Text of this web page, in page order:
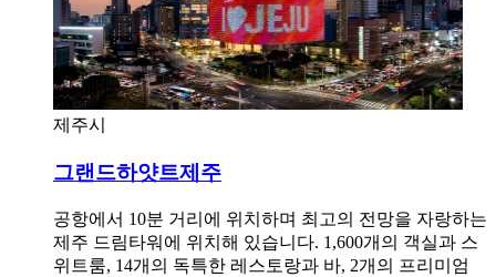
제주시
그랜드하얏트제주
공항에서 10분 거리에 위치하며 최고의 전망을 자랑하는
제주 드림타워에 위치해 있습니다. 1,600개의 객실과 스
위트룸, 14개의 독특한 레스토랑과 바, 2개의 프리미엄